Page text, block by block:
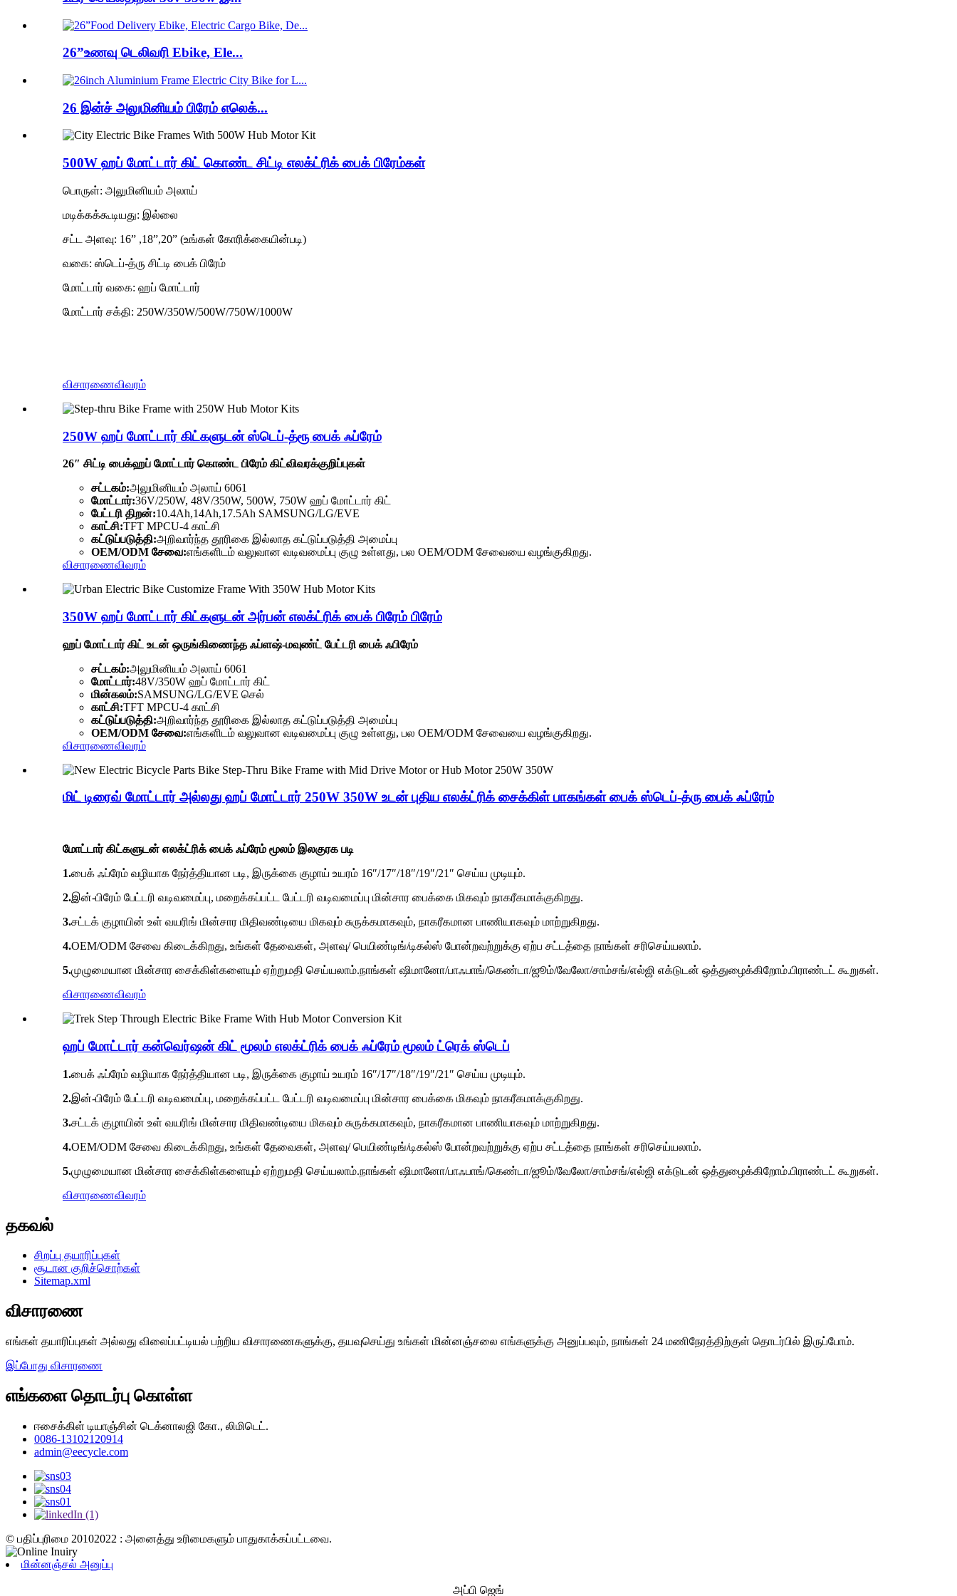
26”உணவு டெலிவரி Ebike, Ele...
26 இன்ச் அலுமினியம் பிரேம் எலெக்...
500W ஹப் மோட்டார் கிட் கொண்ட சிட்டி எலக்ட்ரிக் பைக் பிரேம்கள்
பொருள்: அலுமினியம் அலாய்
மடிக்கக்கூடியது: இல்லை
சட்ட அளவு: 16” ,18”,20” (உங்கள் கோரிக்கையின்படி)
வகை: ஸ்டெப்-த்ரு சிட்டி பைக் பிரேம்
மோட்டார் வகை: ஹப் மோட்டார்
மோட்டார் சக்தி: 250W/350W/500W/750W/1000W
விசாரணைவிவரம்
250W ஹப் மோட்டார் கிட்களுடன் ஸ்டெப்-த்ரூ பைக் ஃப்ரேம்
26″ சிட்டி பைக்ஹப் மோட்டார் கொண்ட பிரேம் கிட்விவரக்குறிப்புகள்
சட்டகம்:அலுமினியம் அலாய் 6061
மோட்டார்:36V/250W, 48V/350W, 500W, 750W ஹப் மோட்டார் கிட்
பேட்டரி திறன்:10.4Ah,14Ah,17.5Ah SAMSUNG/LG/EVE
காட்சி:TFT MPCU-4 காட்சி
கட்டுப்படுத்தி:அறிவார்ந்த தூரிகை இல்லாத கட்டுப்படுத்தி அமைப்பு
OEM/ODM சேவை:எங்களிடம் வலுவான வடிவமைப்பு குழு உள்ளது, பல OEM/ODM சேவையை வழங்குகிறது.
விசாரணைவிவரம்
350W ஹப் மோட்டார் கிட்களுடன் அர்பன் எலக்ட்ரிக் பைக் பிரேம் பிரேம்
ஹப் மோட்டார் கிட் உடன் ஒருங்கிணைந்த ஃப்ளஷ்-மவுண்ட் பேட்டரி பைக் ஃபிரேம்
சட்டகம்:அலுமினியம் அலாய் 6061
மோட்டார்:48V/350W ஹப் மோட்டார் கிட்
மின்கலம்:SAMSUNG/LG/EVE செல்
காட்சி:TFT MPCU-4 காட்சி
கட்டுப்படுத்தி:அறிவார்ந்த தூரிகை இல்லாத கட்டுப்படுத்தி அமைப்பு
OEM/ODM சேவை:எங்களிடம் வலுவான வடிவமைப்பு குழு உள்ளது, பல OEM/ODM சேவையை வழங்குகிறது.
விசாரணைவிவரம்
மிட் டிரைவ் மோட்டார் அல்லது ஹப் மோட்டார் 250W 350W உடன் புதிய எலக்ட்ரிக் சைக்கிள் பாகங்கள் பைக் ஸ்டெப்-த்ரு பைக் ஃப்ரேம்
மோட்டார் கிட்களுடன் எலக்ட்ரிக் பைக் ஃப்ரேம் மூலம் இலகுரக படி
1.பைக் ஃப்ரேம் வழியாக நேர்த்தியான படி, இருக்கை குழாய் உயரம் 16″/17″/18″/19″/21″ செய்ய முடியும்.
2.இன்-பிரேம் பேட்டரி வடிவமைப்பு, மறைக்கப்பட்ட பேட்டரி வடிவமைப்பு மின்சார பைக்கை மிகவும் நாகரீகமாக்குகிறது.
3.சட்டக் குழாயின் உள் வயரிங் மின்சார மிதிவண்டியை மிகவும் சுருக்கமாகவும், நாகரீகமான பாணியாகவும் மாற்றுகிறது.
4.OEM/ODM சேவை கிடைக்கிறது, உங்கள் தேவைகள், அளவு/ பெயிண்டிங்/டிகல்ஸ் போன்றவற்றுக்கு ஏற்ப சட்டத்தை நாங்கள் சரிசெய்யலாம்.
5.முழுமையான மின்சார சைக்கிள்களையும் ஏற்றுமதி செய்யலாம்.நாங்கள் ஷிமானோ/பாஃபாங்/கெண்டா/ஜூம்/வேலோ/சாம்சங்/எல்ஜி எக்டுடன் ஒத்துழைக்கிறோம்.பிராண்டட் கூறுகள்.
விசாரணைவிவரம்
ஹப் மோட்டார் கன்வெர்ஷன் கிட் மூலம் எலக்ட்ரிக் பைக் ஃப்ரேம் மூலம் ட்ரெக் ஸ்டெப்
1.பைக் ஃப்ரேம் வழியாக நேர்த்தியான படி, இருக்கை குழாய் உயரம் 16″/17″/18″/19″/21″ செய்ய முடியும்.
2.இன்-பிரேம் பேட்டரி வடிவமைப்பு, மறைக்கப்பட்ட பேட்டரி வடிவமைப்பு மின்சார பைக்கை மிகவும் நாகரீகமாக்குகிறது.
3.சட்டக் குழாயின் உள் வயரிங் மின்சார மிதிவண்டியை மிகவும் சுருக்கமாகவும், நாகரீகமான பாணியாகவும் மாற்றுகிறது.
4.OEM/ODM சேவை கிடைக்கிறது, உங்கள் தேவைகள், அளவு/ பெயிண்டிங்/டிகல்ஸ் போன்றவற்றுக்கு ஏற்ப சட்டத்தை நாங்கள் சரிசெய்யலாம்.
5.முழுமையான மின்சார சைக்கிள்களையும் ஏற்றுமதி செய்யலாம்.நாங்கள் ஷிமானோ/பாஃபாங்/கெண்டா/ஜூம்/வேலோ/சாம்சங்/எல்ஜி எக்டுடன் ஒத்துழைக்கிறோம்.பிராண்டட் கூறுகள்.
விசாரணைவிவரம்
தகவல்
சிறப்பு தயாரிப்புகள்
சூடான குறிச்சொற்கள்
Sitemap.xml
விசாரணை
எங்கள் தயாரிப்புகள் அல்லது விலைப்பட்டியல் பற்றிய விசாரணைகளுக்கு, தயவுசெய்து உங்கள் மின்னஞ்சலை எங்களுக்கு அனுப்பவும், நாங்கள் 24 மணிநேரத்திற்குள் தொடர்பில் இருப்போம்.
இப்போது விசாரணை
எங்களை தொடர்பு கொள்ள
ஈசைக்கிள் டியாஞ்சின் டெக்னாலஜி கோ., லிமிடெட்.
0086-13102120914
admin@eecycle.com
© பதிப்புரிமை 20102022 : அனைத்து உரிமைகளும் பாதுகாக்கப்பட்டவை.
மின்னஞ்சல் அனுப்பு
அப்பி ஜெங்